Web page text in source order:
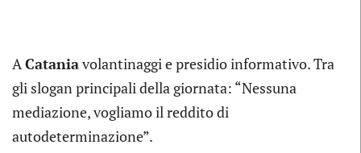
ACataniavolantinaggi e presidio informativo. Tra
gli slogan principali della giornata: “Nessuna
mediazione, vogliamo il reddito di
autodeterminazione”.